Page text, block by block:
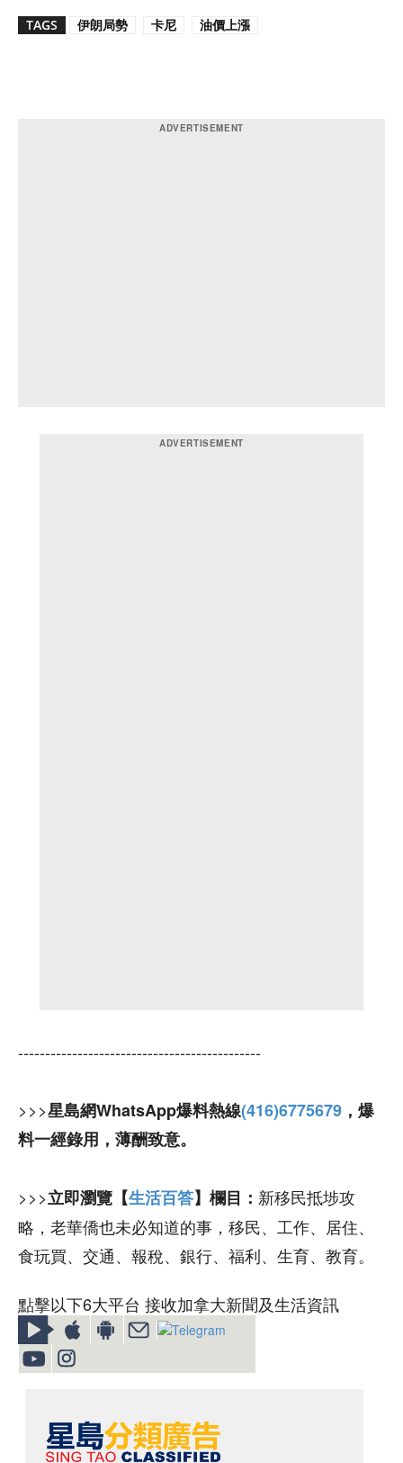
TAGS 伊朗局勢 卡尼 油價上漲
---------------------------------------------
>>>星島網WhatsApp爆料熱線(416)6775679 ，爆
料一經錄用，薄酬致意。
>>>立即瀏覽【生活百答】欄目： 新移民抵埗攻
略，老華僑也未必知道的事，移民、工作、居住、
食玩買、交通、報稅、銀行、福利、生育、教育。
點擊以下6大平台 接收加拿大新聞及生活資訊